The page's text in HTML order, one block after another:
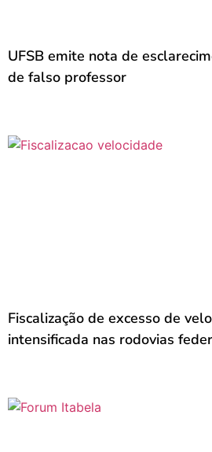
UFSB emite nota de
de falso professor
Fiscalização de excesso de
intensificada nas rodovias